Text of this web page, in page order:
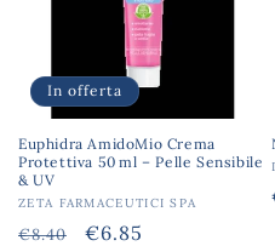
In offerta
Euphidra AmidoMio Crema
Protettiva 50 ml – Pelle Sensibile
& UV
Produttore:
ZETA FARMACEUTICI SPA
Prezzo
€8.40
Prezzo
€6.85